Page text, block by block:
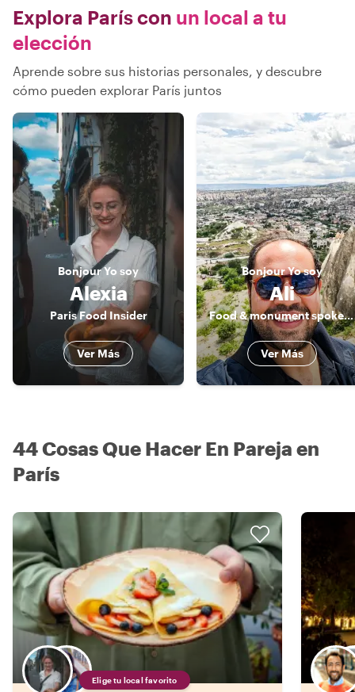
Explora París con un local a tu
elección
Aprende sobre sus historias personales, y descubre
cómo pueden explorar París juntos
BonjourYo soy
Alexia
Paris Food Insider
Ver Más
BonjourYo soy
Ali
Food & monument spokesman
Ver Más
44 Cosas Que Hacer En Pareja en
París
Elige tu local favorito